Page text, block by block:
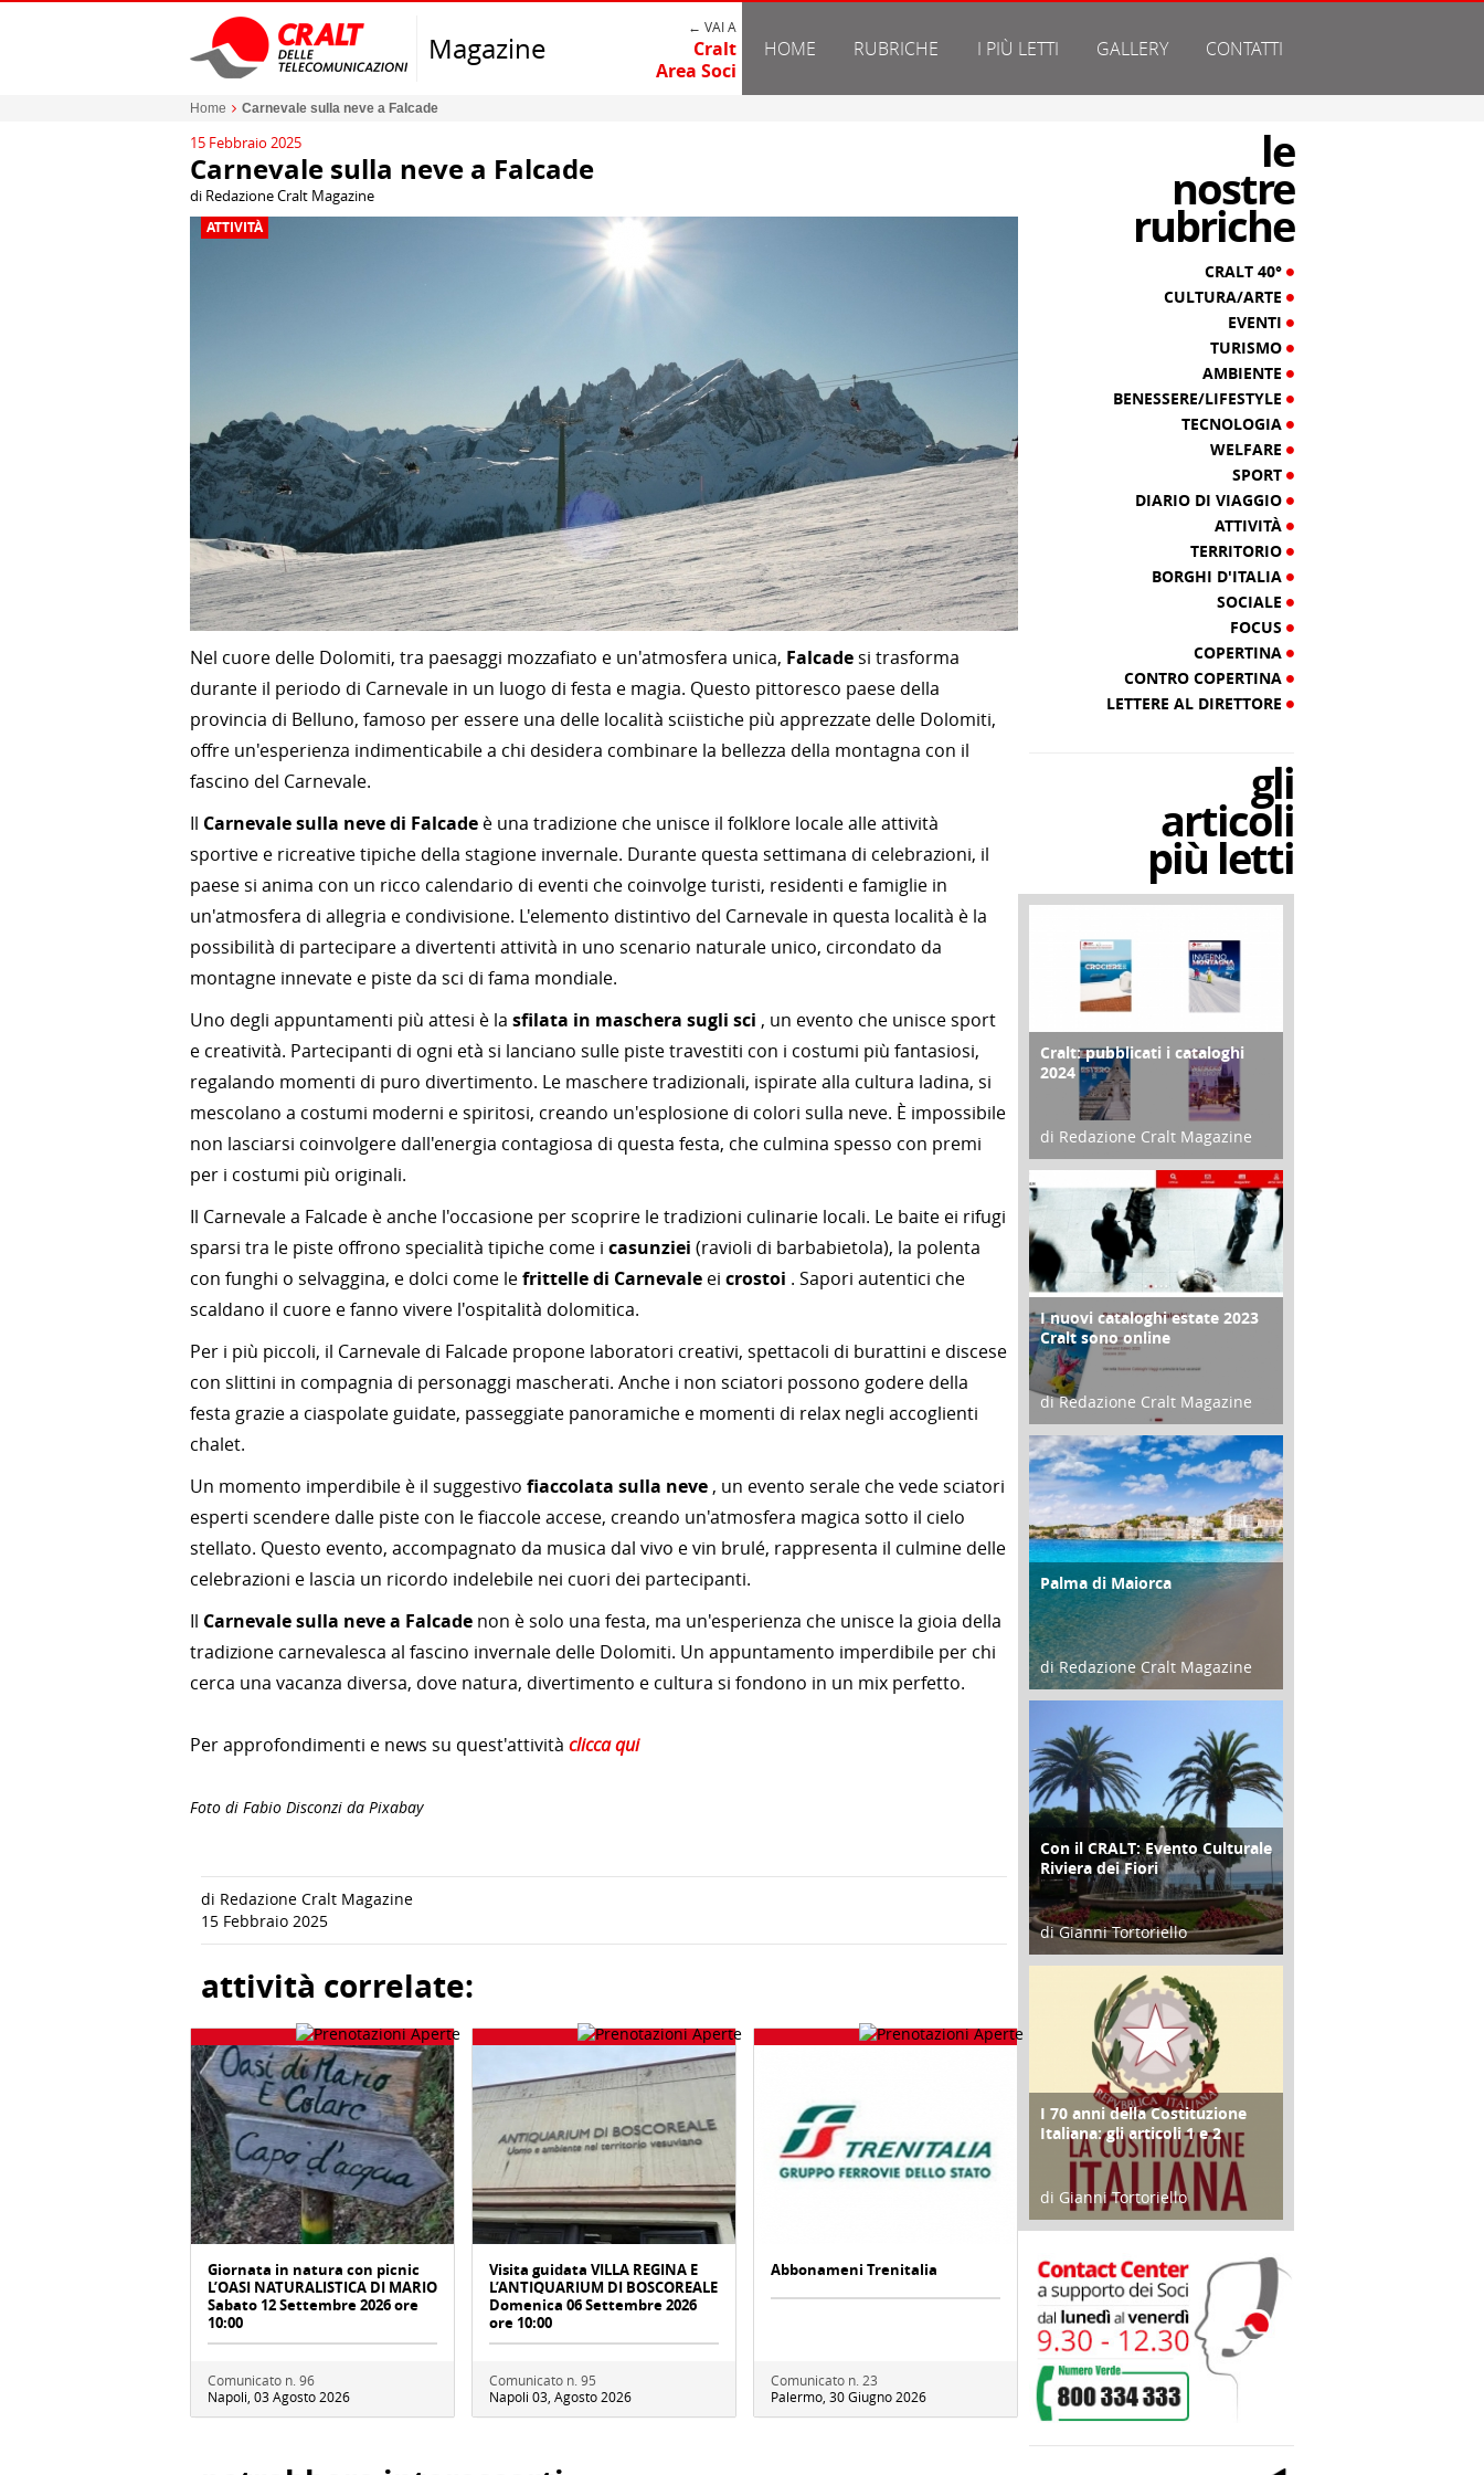
Magazine
← VAI A
Cralt
Area Soci
HOME RUBRICHE I PIÙ LETTI GALLERY CONTATTI
Home Carnevale sulla neve a Falcade
15 Febbraio 2025
Carnevale sulla neve a Falcade
di Redazione Cralt Magazine
ATTIVITÀ
Nel cuore delle Dolomiti, tra paesaggi mozzafiato e un'atmosfera unica, Falcadesi trasforma
durante il periodo di Carnevale in un luogo di festa e magia. Questo pittoresco paese della
provincia di Belluno, famoso per essere una delle località sciistiche più apprezzate delle Dolomiti,
offre un'esperienza indimenticabile a chi desidera combinare la bellezza della montagna con il
fascino del Carnevale.
Il Carnevale sulla neve di Falcade è una tradizione che unisce il folklore locale alle attività
sportive e ricreative tipiche della stagione invernale. Durante questa settimana di celebrazioni, il
paese si anima con un ricco calendario di eventi che coinvolge turisti, residenti e famiglie in
un'atmosfera di allegria e condivisione. L'elemento distintivo del Carnevale in questa località è la
possibilità di partecipare a divertenti attività in uno scenario naturale unico, circondato da
montagne innevate e piste da sci di fama mondiale.
Uno degli appuntamenti più attesi è la sfilata in maschera sugli sci , un evento che unisce sport
e creatività. Partecipanti di ogni età si lanciano sulle piste travestiti con i costumi più fantasiosi,
regalando momenti di puro divertimento. Le maschere tradizionali, ispirate alla cultura ladina, si
mescolano a costumi moderni e spiritosi, creando un'esplosione di colori sulla neve. È impossibile
non lasciarsi coinvolgere dall'energia contagiosa di questa festa, che culmina spesso con premi
per i costumi più originali.
Il Carnevale a Falcade è anche l'occasione per scoprire le tradizioni culinarie locali. Le baite ei rifugi
sparsi tra le piste offrono specialità tipiche come i casunziei (ravioli di barbabietola), la polenta
con funghi o selvaggina, e dolci come lefrittelle di Carnevale ei crostoi . Sapori autentici che
scaldano il cuore e fanno vivere l'ospitalità dolomitica.
Per i più piccoli, il Carnevale di Falcade propone laboratori creativi, spettacoli di burattini e discese
con slittini in compagnia di personaggi mascherati. Anche i non sciatori possono godere della
festa grazie a ciaspolate guidate, passeggiate panoramiche e momenti di relax negli accoglienti
chalet.
Un momento imperdibile è il suggestivo fiaccolata sulla neve , un evento serale che vede sciatori
esperti scendere dalle piste con le fiaccole accese, creando un'atmosfera magica sotto il cielo
stellato. Questo evento, accompagnato da musica dal vivo e vin brulé, rappresenta il culmine delle
celebrazioni e lascia un ricordo indelebile nei cuori dei partecipanti.
Il Carnevale sulla neve a Falcade non è solo una festa, ma un'esperienza che unisce la gioia della
tradizione carnevalesca al fascino invernale delle Dolomiti. Un appuntamento imperdibile per chi
cerca una vacanza diversa, dove natura, divertimento e cultura si fondono in un mix perfetto.
Per approfondimenti e news su quest'attività clicca qui
Foto di Fabio Disconzi da Pixabay
di Redazione Cralt Magazine
15 Febbraio 2025
attività correlate:
Giornata in natura con picnic
L’OASI NATURALISTICA DI MARIO
Sabato 12 Settembre 2026 ore
10:00
Comunicato n. 96
Napoli, 03 Agosto 2026
Visita guidata VILLA REGINA E
L’ANTIQUARIUM DI BOSCOREALE
Domenica 06 Settembre 2026
ore 10:00
Comunicato n. 95
Napoli 03, Agosto 2026
Abbonameni Trenitalia
Comunicato n. 23
Palermo, 30 Giugno 2026
le
nostre
rubriche
CRALT 40°
CULTURA/ARTE
EVENTI
TURISMO
AMBIENTE
BENESSERE/LIFESTYLE
TECNOLOGIA
WELFARE
SPORT
DIARIO DI VIAGGIO
ATTIVITÀ
TERRITORIO
BORGHI D'ITALIA
SOCIALE
FOCUS
COPERTINA
CONTRO COPERTINA
LETTERE AL DIRETTORE
gli
articoli
più letti
COPERTINA
Cralt: pubblicati i cataloghi
2024
di Redazione Cralt Magazine
21 Novembre 2023
CONTRO COPERTINA
I nuovi cataloghi estate 2023
Cralt sono online
di Redazione Cralt Magazine
07 Marzo 2023
ATTIVITÀ
Palma di Maiorca
di Redazione Cralt Magazine
25 Giugno 2016
ATTIVITÀ
Con il CRALT: Evento Culturale
Riviera dei Fiori
di Gianni Tortoriello
16 Febbraio 2018
FOCUS
I 70 anni della Costituzione
Italiana: gli articoli 1 e 2
di Gianni Tortoriello
17 Marzo 2018